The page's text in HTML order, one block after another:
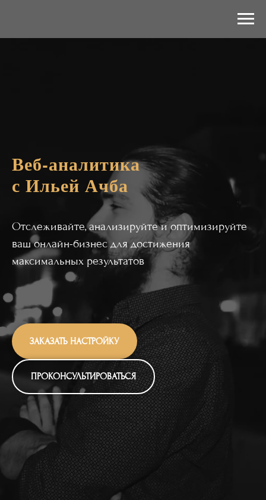
Веб-аналитика
с Ильей Ачба
Отслеживайте, анализируйте и оптимизируйте
ваш онлайн-бизнес для достижения
максимальных результатов
ЗАКАЗАТЬ НАСТРОЙКУ
ПРОКОНСУЛЬТИРОВАТЬСЯ